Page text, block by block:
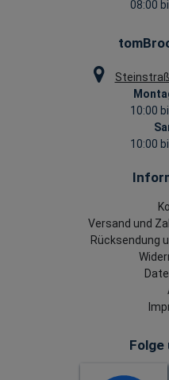
08:00
10:00
10:00
Versand und
Rücksendung
Folge